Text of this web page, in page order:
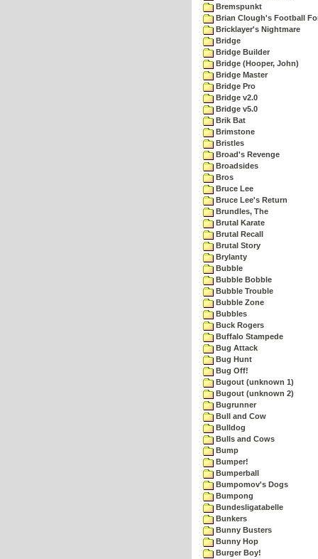
Bremspunkt
Brian Clough's Football
Bricklayer's Nightmare
Bridge
Bridge Builder
Bridge (Hooper, John)
Bridge Master
Bridge Pro
Bridge v2.0
Bridge v5.0
Brik Bat
Brimstone
Bristles
Broad's Revenge
Broadsides
Bros
Bruce Lee
Bruce Lee's Return
Brundles, The
Brutal Karate
Brutal Recall
Brutal Story
Brylanty
Bubble
Bubble Bobble
Bubble Trouble
Bubble Zone
Bubbles
Buck Rogers
Buffalo Stampede
Bug Attack
Bug Hunt
Bug Off!
Bugout (unknown 1)
Bugout (unknown 2)
Bugrunner
Bull and Cow
Bulldog
Bulls and Cows
Bump
Bumper!
Bumperball
Bumpomov's Dogs
Bumpong
Bundesligatabelle
Bunkers
Bunny Busters
Bunny Hop
Burger Boy!